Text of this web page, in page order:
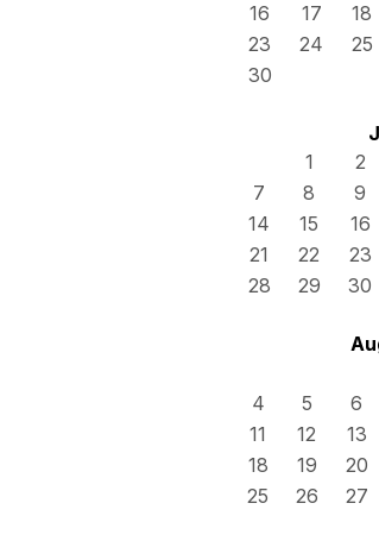
16
17 18
23
24 25
30
1
2
7
8 9
14
15 16
21
22 23
28
29 30
4
5 6
11
12 13
18
19 20
25
26 27